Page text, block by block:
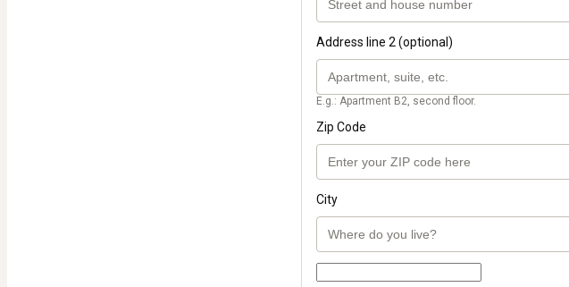
Address line 2 (optional)
E.g.: Apartment B2, second floor.
Zip Code
City